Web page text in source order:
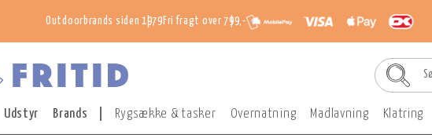
Outdoorbrands siden 1979 Fri fragt over 799,-
Udstyr Brands Rygsække & tasker Overnatning Madlavning Klatring